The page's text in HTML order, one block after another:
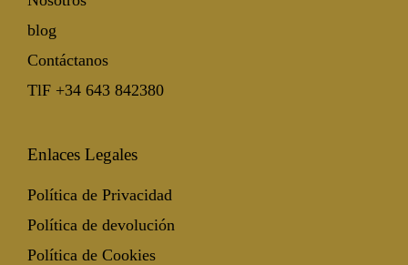
blog
Contáctanos
TlF +34 643 842380
Enlaces Legales
Política de Privacidad
Política de devolución
Política de Cookies